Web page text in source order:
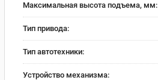
Максимальная высота подъема, мм:
Тип привода:
Тип автотехники:
Устройство механизма: